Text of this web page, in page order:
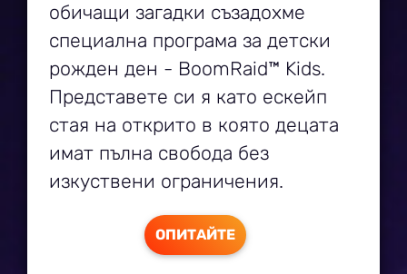
обичащи загадки съзадохме
специална програма за детски
рожден ден - BoomRaid™ Kids.
Представете си я като ескейп
стая на открито в която децата
имат пълна свобода без
изкуствени ограничения.
ОПИТАЙТЕ